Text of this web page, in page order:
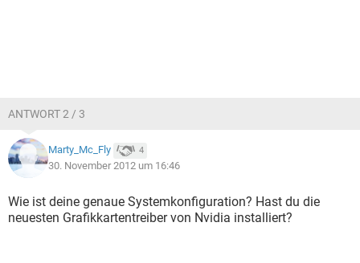
ANTWORT 2 / 3
Marty_Mc_Fly 4
30. November 2012 um 16:46
Wie ist deine genaue Systemkonfiguration? Hast du die
neuesten Grafikkartentreiber von Nvidia installiert?